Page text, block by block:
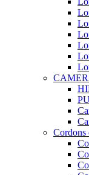
Cordons